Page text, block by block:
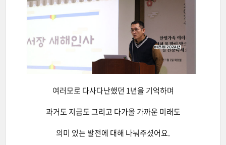
여러모로 다사다난했던 1년을 기억하며
과거도 지금도 그리고 다가올 가까운 미래도
의미 있는 발전에 대해 나눠주셨어요.